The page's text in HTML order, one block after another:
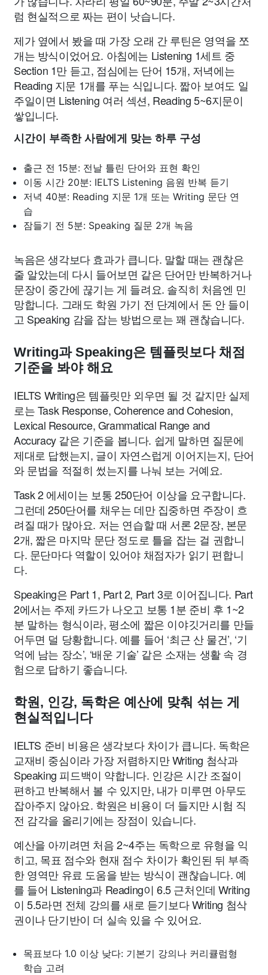
럼 현실적으로 짜는 편이 낫습니다.
제가 옆에서 봤을 때 가장 오래 간 루틴은 영역을 쪼
개는 방식이었어요. 아침에는 Listening 1세트 중
Section 1만 듣고, 점심에는 단어 15개, 저녁에는
Reading 지문 1개를 푸는 식입니다. 짧아 보여도 일
주일이면 Listening 여러 섹션, Reading 5~6지문이
쌓입니다.
시간이 부족한 사람에게 맞는 하루 구성
출근 전 15분: 전날 틀린 단어와 표현 확인
이동 시간 20분: IELTS Listening 음원 반복 듣기
저녁 40분: Reading 지문 1개 또는 Writing 문단 연
습
잠들기 전 5분: Speaking 질문 2개 녹음
녹음은 생각보다 효과가 큽니다. 말할 때는 괜찮은
줄 알았는데 다시 들어보면 같은 단어만 반복하거나
문장이 중간에 끊기는 게 들려요. 솔직히 처음엔 민
망합니다. 그래도 학원 가기 전 단계에서 돈 안 들이
고 Speaking 감을 잡는 방법으로는 꽤 괜찮습니다.
Writing과 Speaking은 템플릿보다 채점
기준을 봐야 해요
IELTS Writing은 템플릿만 외우면 될 것 같지만 실제
로는 Task Response, Coherence and Cohesion,
Lexical Resource, Grammatical Range and
Accuracy 같은 기준을 봅니다. 쉽게 말하면 질문에
제대로 답했는지, 글이 자연스럽게 이어지는지, 단어
와 문법을 적절히 썼는지를 나눠 보는 거예요.
Task 2 에세이는 보통 250단어 이상을 요구합니다.
그런데 250단어를 채우는 데만 집중하면 주장이 흐
려질 때가 많아요. 저는 연습할 때 서론 2문장, 본문
2개, 짧은 마지막 문단 정도로 틀을 잡는 걸 권합니
다. 문단마다 역할이 있어야 채점자가 읽기 편합니
다.
Speaking은 Part 1, Part 2, Part 3로 이어집니다. Part
2에서는 주제 카드가 나오고 보통 1분 준비 후 1~2
분 말하는 형식이라, 평소에 짧은 이야깃거리를 만들
어두면 덜 당황합니다. 예를 들어 ‘최근 산 물건’, ‘기
억에 남는 장소’, ‘배운 기술’ 같은 소재는 생활 속 경
험으로 답하기 좋습니다.
학원, 인강, 독학은 예산에 맞춰 섞는 게
현실적입니다
IELTS 준비 비용은 생각보다 차이가 큽니다. 독학은
교재비 중심이라 가장 저렴하지만 Writing 첨삭과
Speaking 피드백이 약합니다. 인강은 시간 조절이
편하고 반복해서 볼 수 있지만, 내가 미루면 아무도
잡아주지 않아요. 학원은 비용이 더 들지만 시험 직
전 감각을 올리기에는 장점이 있습니다.
예산을 아끼려면 처음 2~4주는 독학으로 유형을 익
히고, 목표 점수와 현재 점수 차이가 확인된 뒤 부족
한 영역만 유료 도움을 받는 방식이 괜찮습니다. 예
를 들어 Listening과 Reading이 6.5 근처인데 Writing
이 5.5라면 전체 강의를 새로 듣기보다 Writing 첨삭
권이나 단기반이 더 실속 있을 수 있어요.
목표보다 1.0 이상 낮다: 기본기 강의나 커리큘럼형
학습 고려